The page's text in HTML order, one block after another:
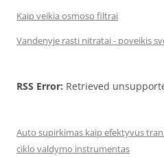
Kaip veikia osmoso filtrai
Vandenyje rasti nitratai - poveikis
RSS Error: Retrieved
Auto supirkimas kaip efektyvus
ciklo valdymo instrumentas